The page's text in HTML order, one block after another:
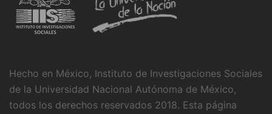
Hecho en México, Instituto de Investigaciones Sociales
de la Universidad Nacional Autónoma de México,
todos los derechos reservados 2018. Esta página